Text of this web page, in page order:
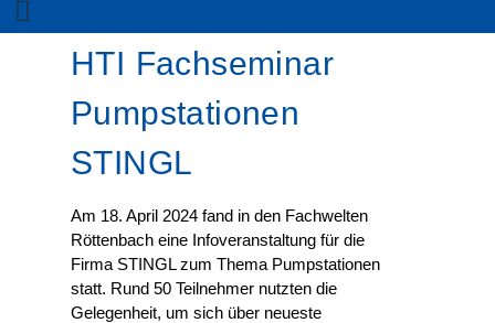
HTI Fachseminar
Pumpstationen
STINGL
Am 18. April 2024 fand in den Fachwelten
Röttenbach eine Infoveranstaltung für die
Firma STINGL zum Thema Pumpstationen
statt. Rund 50 Teilnehmer nutzten die
Gelegenheit, um sich über neueste